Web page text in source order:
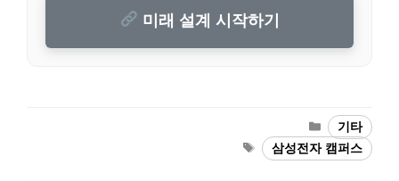
미래 설계 시작하기
Categories
기타
Tags
삼성전자 캠퍼스